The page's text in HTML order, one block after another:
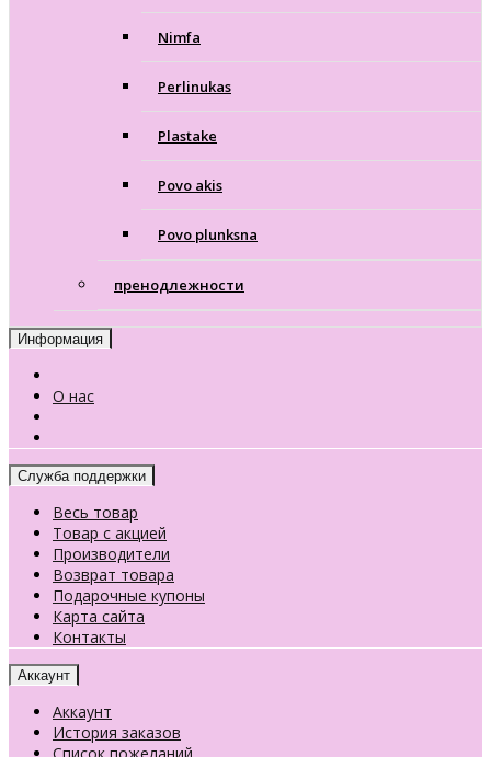
Nimfa
Perlinukas
Plastake
Povo akis
Povo plunksna
пренодлежности
Информация
О нас
Служба поддержки
Весь товар
Товар с акцией
Производители
Возврат товара
Подарочные купоны
Карта сайта
Контакты
Аккаунт
Аккаунт
История заказов